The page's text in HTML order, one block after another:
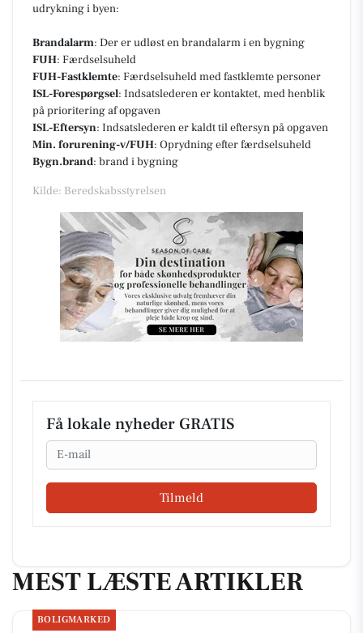
udrykning i byen:
Brandalarm: Der er udløst en brandalarm i en bygning
FUH: Færdselsuheld
FUH-Fastklemte: Færdselsuheld med fastklemte personer
ISL-Forespørgsel: Indsatslederen er kontaktet, med henblik
på prioritering af opgaven
ISL-Eftersyn: Indsatslederen er kaldt til eftersyn på opgaven
Min. forurening-v/FUH: Oprydning efter færdselsuheld
Bygn.brand: brand i bygning
Kilde: Beredskabsstyrelsen
Få lokale nyheder GRATIS
Email
Tilmeld
MEST LÆSTE ARTIKLER
BOLIGMARKED